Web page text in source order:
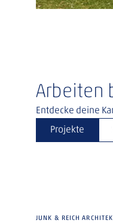
Arbeiten
Entdecke deine
Projekte
JUNK & REICH